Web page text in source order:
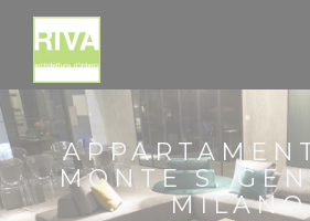
MONTE S.
MILANO